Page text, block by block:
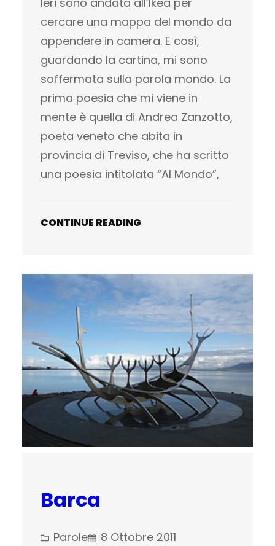
cercare una mappa del mondo da
appendere in camera. E così,
guardando la cartina, mi sono
soffermata sulla parola mondo. La
prima poesia che mi viene in
mente è quella di Andrea Zanzotto,
poeta veneto che abita in
provincia di Treviso, che ha scritto
una poesia intitolata “Al Mondo”,
CONTINUE READING
Barca
Parole 8 Ottobre 2011